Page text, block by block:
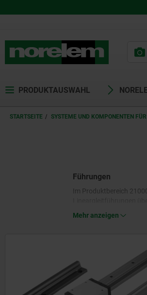
PRODUKTAUSWAHL
STARTSEITE SYSTEME UND KOMPONENTEN
Führungen
Im Produktbereich
Anlagen- und
Mehr anzeigen